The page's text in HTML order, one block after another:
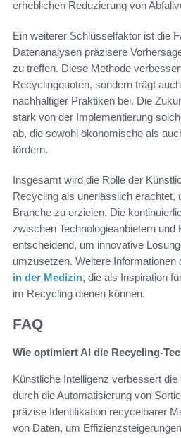
erheblichen Reduzierung von
Ein weiterer Schlüsselfaktor ist die
Datenanalysen präzisere
zu treffen. Diese Methode
Recyclingquoten, sondern trägt
nachhaltiger Praktiken bei. Die
stark von der Implementierung
ab, die sowohl ökonomische als
fördern.
Insgesamt wird die Rolle der
Recycling als unerlässlich erachtet,
Branche zu erzielen. Die
zwischen Technologieanbietern
entscheidend, um innovative
umzusetzen. Weitere Informationen
in der Medizin, die als Inspiration
im Recycling dienen können.
FAQ
Wie optimiert AI die Recycling-
Künstliche Intelligenz verbessert
durch die Automatisierung von
präzise Identifikation recycelbarer
von Daten, um